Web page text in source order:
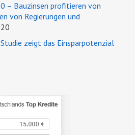
– Bauzinsen profitieren von
von Regierungen und
zeigt das Einsparpotenzial